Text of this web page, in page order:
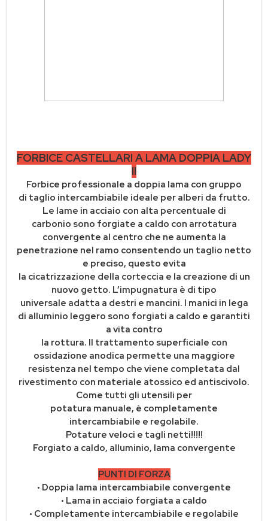
FORBICE CASTELLARI A LAMA DOPPIA LADY
II
Forbice professionale a doppia lama con gruppo
di taglio intercambiabile ideale per alberi da frutto.
Le lame in acciaio con alta percentuale di
carbonio sono forgiate a caldo con arrotatura
convergente al centro che ne aumenta la
penetrazione nel ramo consentendo un taglio netto
e preciso, questo evita
la cicatrizzazione della corteccia e la creazione di un
nuovo getto. L’impugnatura è di tipo
universale adatta a destri e mancini. I manici in lega
di alluminio leggero sono forgiati a caldo e garantiti
a vita contro
la rottura. Il trattamento superficiale con
ossidazione anodica permette una maggiore
resistenza nel tempo che viene completata dal
rivestimento con materiale atossico ed antiscivolo.
Come tutti gli utensili per
potatura manuale, è completamente
intercambiabile e regolabile.
Potature veloci e tagli netti!!!!!
Forgiato a caldo, alluminio, lama convergente
PUNTI DI FORZA
• Doppia lama intercambiabile convergente
• Lama in acciaio forgiata a caldo
• Completamente intercambiabile e regolabile